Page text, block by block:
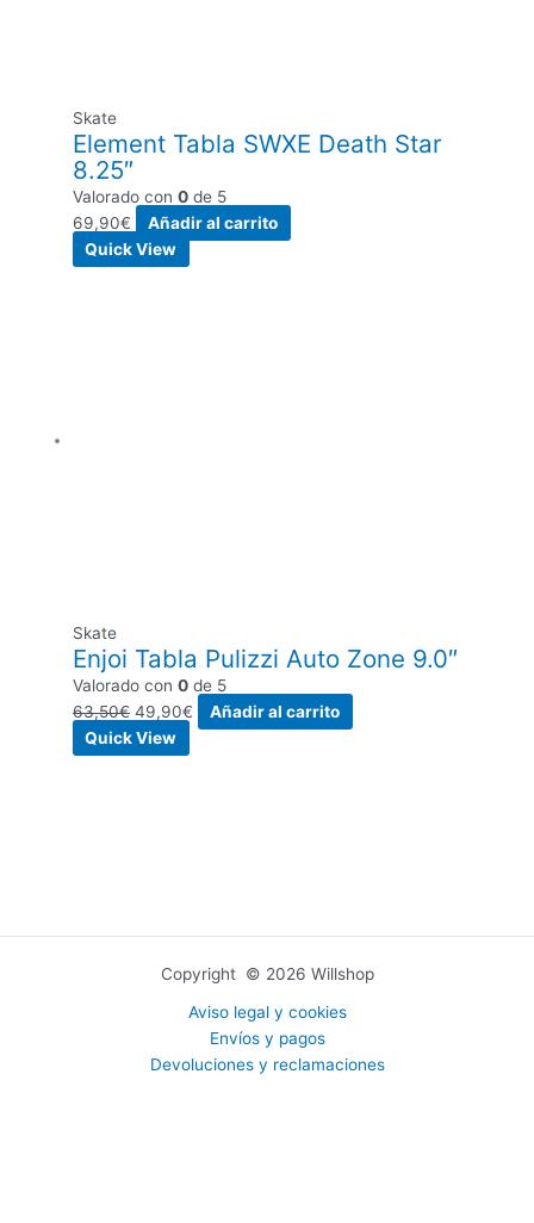
Skate
Element Tabla SWXE Death Star
8.25″
Valorado con0 de 5
69,90€
Añadir al carrito
Quick View
Skate
Enjoi Tabla Pulizzi Auto Zone 9.0″
Valorado con0 de 5
63,50€ 49,90€
Añadir al carrito
Quick View
Copyright © 2026 Willshop
Aviso legal y cookies
Envíos y pagos
Devoluciones y reclamaciones